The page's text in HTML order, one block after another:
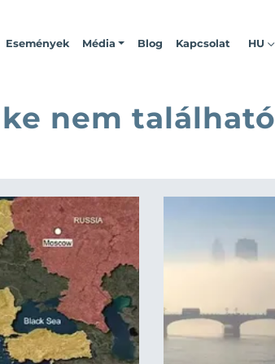
Események Média Blog Kapcsolat HU
nem található